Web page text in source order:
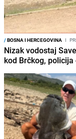
/BOSNA I HERCEGOVINA I
Nizak vodostaj
kod Brčkog,